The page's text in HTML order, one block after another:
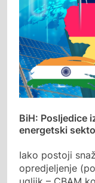
BiH: Posljedice
energetski
Iako postoji
opredjeljenje